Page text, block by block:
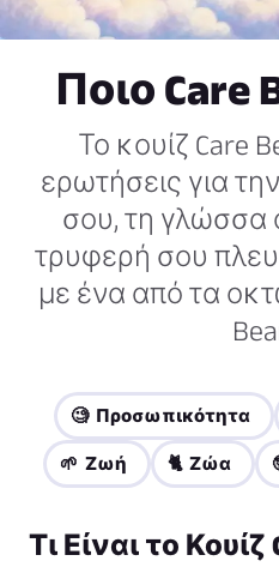
Ποιο Care
Το κουίζ Care
ερωτήσεις για
σου, τη γλώσσα
τρυφερή σου
με ένα από τα
🧐 Προσωπικότητα
🌱 Ζωή 🐈 Ζώα
Τι Είναι το Κουίζ